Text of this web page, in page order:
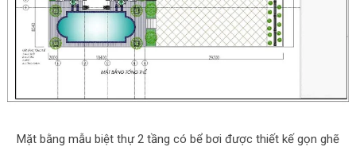
Mặt bằng mẫu biệt thự 2 tầng có bể bơi được thiết kế gọn ghẽ